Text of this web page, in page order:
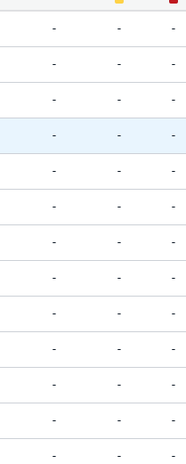
- - -
- - -
- - -
- - -
- - -
- - -
- - -
- - -
- - -
- - -
- - -
- - -
- - -